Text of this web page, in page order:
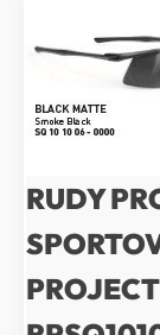
RUDY